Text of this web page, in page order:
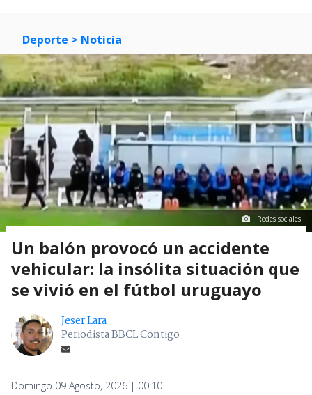
Deporte > Noticia
Redes sociales
Un balón provocó un accidente
vehicular: la insólita situación que
se vivió en el fútbol uruguayo
Jeser Lara
Periodista BBCL Contigo
Domingo 09 Agosto, 2026 | 00:10